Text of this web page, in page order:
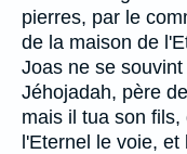
pierres, par le
de la maison de
Joas ne se
Jéhojadah, père
mais il tua son
l'Eternel le voie,